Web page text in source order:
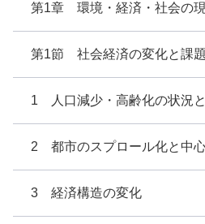
第1章 環境・経済・社会の
第1節 社会経済の変化と課題
1 人口減少・高齢化の状況
2 都市のスプロール化と中
3 経済構造の変化